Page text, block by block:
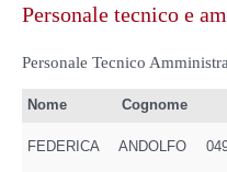
contenuto
Personale tecnico e
Personale Tecnico
Nome Cognome
FEDERICA ANDOLFO